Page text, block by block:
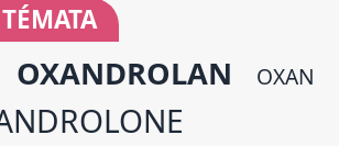
OXANDROLAN
OXAN